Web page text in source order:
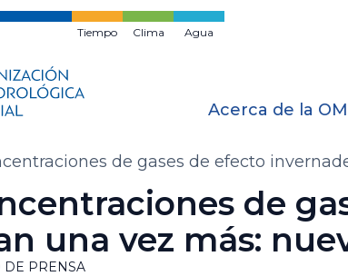
Tiempo Clima Agua
Acerca de la
de gases de efecto
de
una vez más:
DE PRENSA